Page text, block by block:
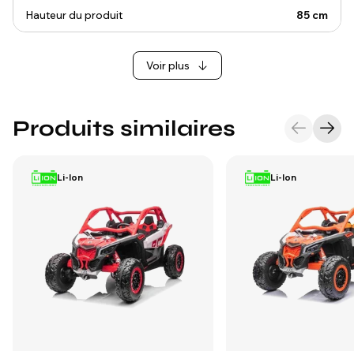
Hauteur du produit 85 cm
Voir plus
Produits similaires
Li-Ion Li-Ion